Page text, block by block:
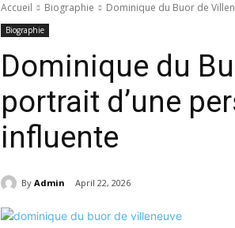
Accueil Biographie Dominique du Buor de
Biographie
Dominique du
portrait d’une
influente
By Admin April 22, 2026